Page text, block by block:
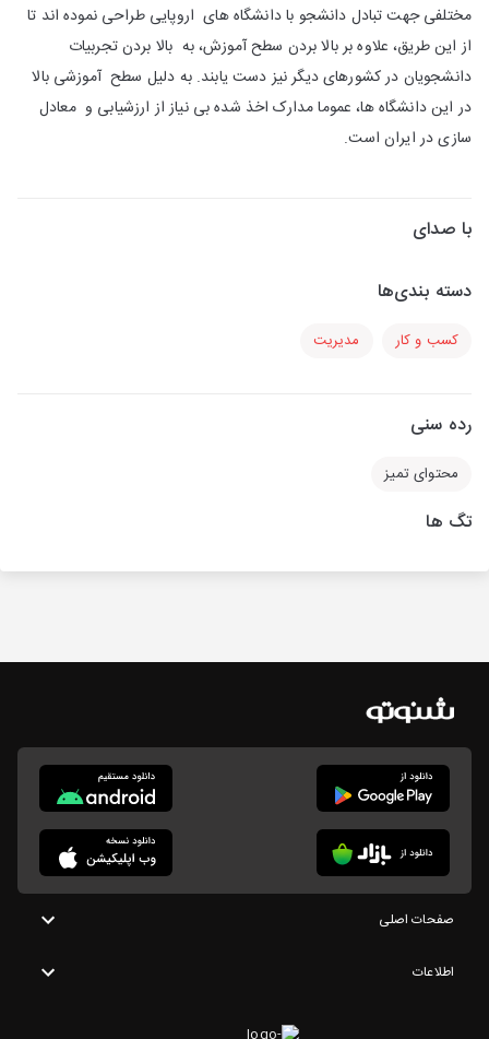
مختلفی جهت تبادل دانشجو با دانشگاه های اروپایی طراحی نموده اند تا
از این طریق، علاوه بر بالا بردن سطح آموزش، به بالا بردن تجربیات
دانشجویان در کشورهای دیگر نیز دست یابند. به دلیل سطح آموزشی بالا
در این دانشگاه ها، عموما مدارک اخذ شده بی نیاز از ارزشیابی و معادل
سازی در ایران است.
با صدای
دسته بندی‌ها
کسب و کار مدیریت
رده سنی
محتوای تمیز
تگ ها
صفحات اصلی
اطلاعات